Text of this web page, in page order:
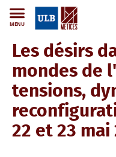
MENU
METICES FR Actualités
Les désirs
mondes de
tensions,
22 et 23 mai